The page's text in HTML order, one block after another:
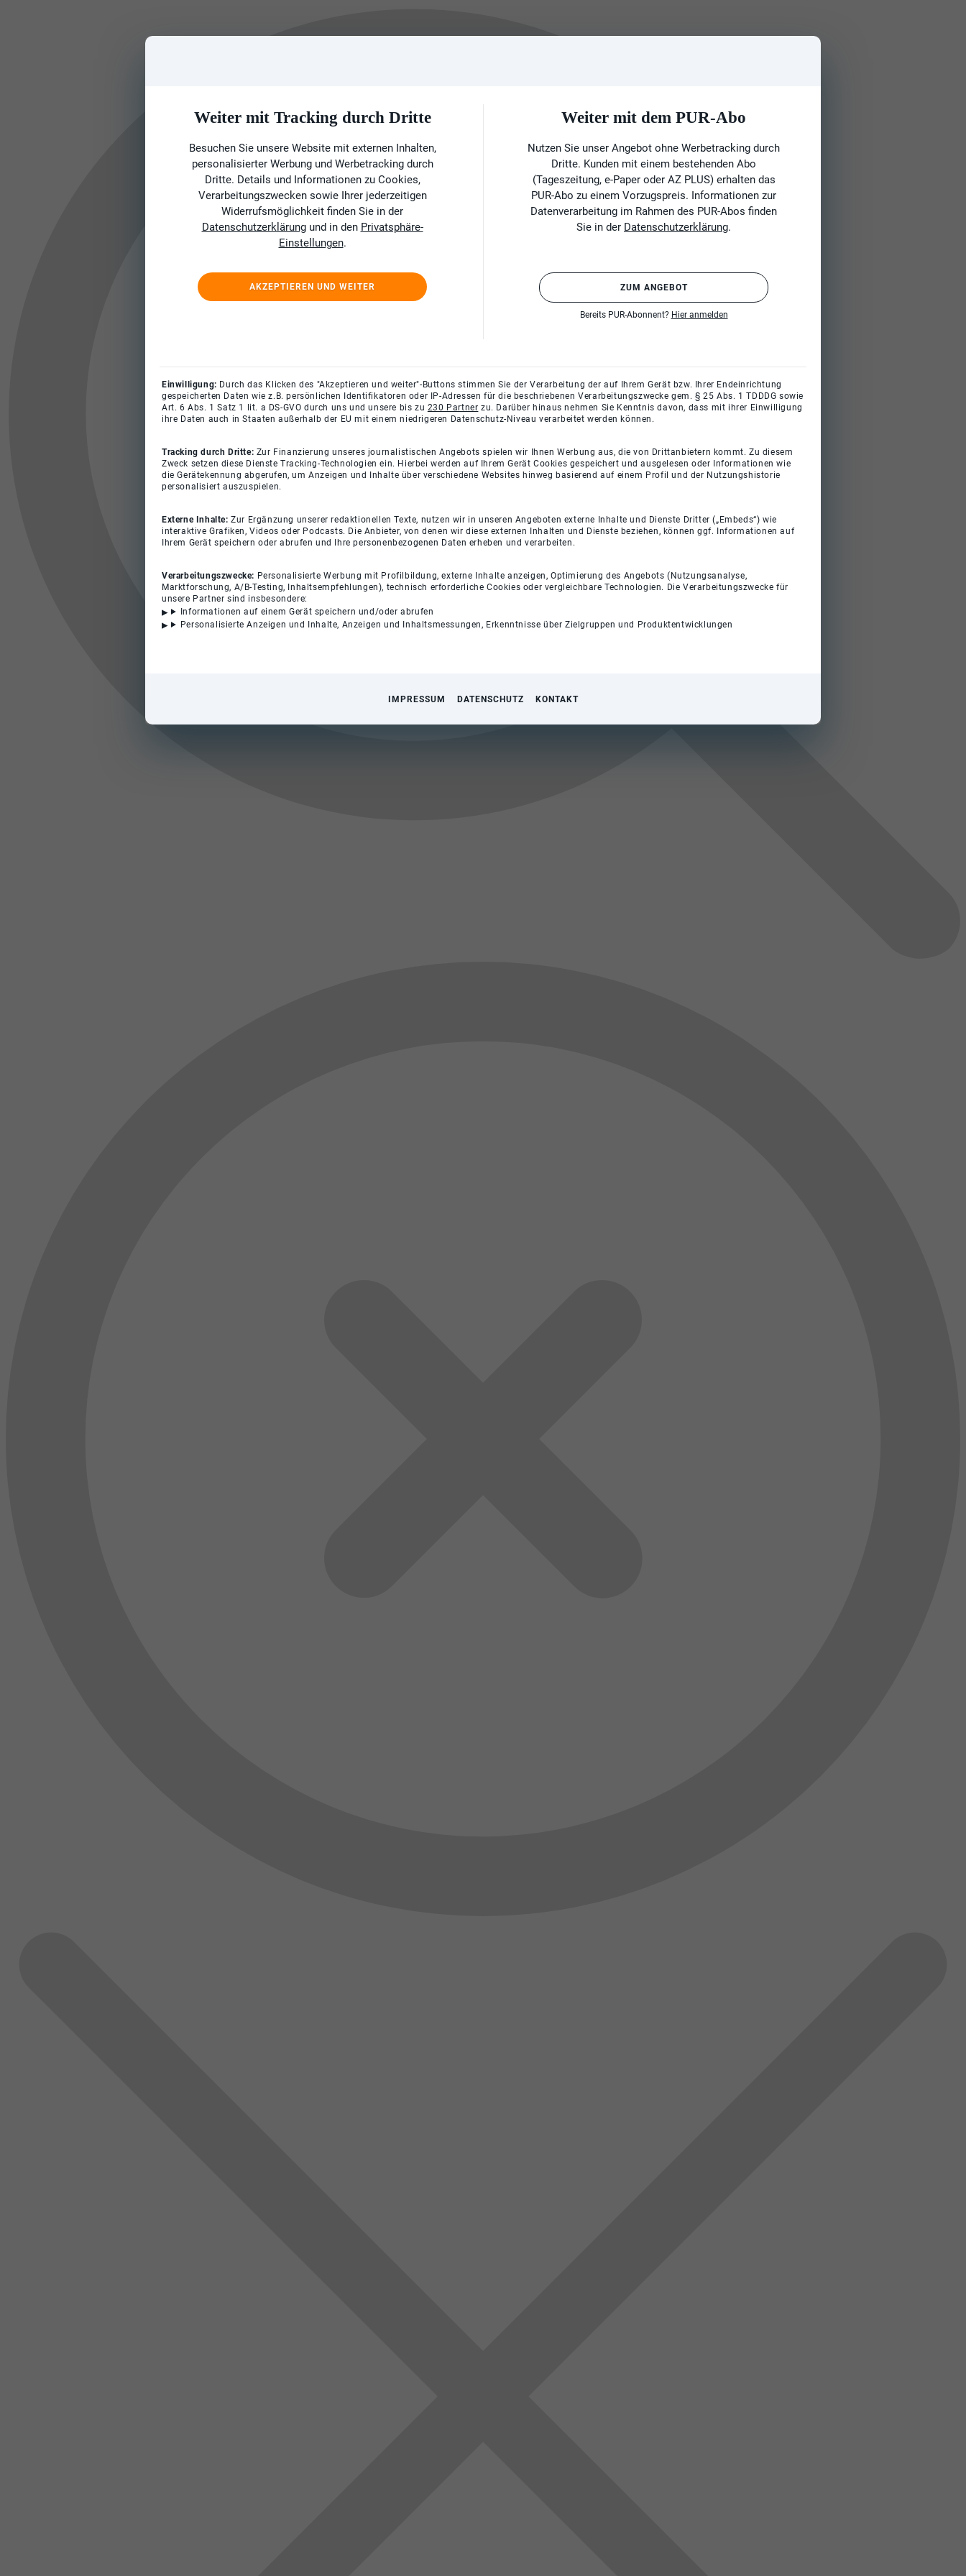
Weiter mit Tracking durch Dritte
Besuchen Sie unsere Website mit externen Inhalten,
personalisierter Werbung und Werbetracking durch
Dritte. Details und Informationen zu Cookies,
Verarbeitungszwecken sowie Ihrer jederzeitigen
Widerrufsmöglichkeit finden Sie in der
Datenschutzerklärungund in den Privatsphäre-
Einstellungen.
AKZEPTIEREN UND WEITER
Weiter mit dem PUR-Abo
Nutzen Sie unser Angebot ohne Werbetracking durch
Dritte. Kunden mit einem bestehenden Abo
(Tageszeitung, e-Paper oder AZ PLUS) erhalten das
PUR-Abo zu einem Vorzugspreis. Informationen zur
Datenverarbeitung im Rahmen des PUR-Abos finden
Sie in der Datenschutzerklärung.
ZUM ANGEBOT
Bereits PUR-Abonnent? Hier anmelden
Einwilligung: Durch das Klicken des "Akzeptieren und weiter"-Buttons stimmen Sie der Verarbeitung der auf Ihrem Gerät bzw. Ihrer Endeinrichtung
gespeicherten Daten wie z.B. persönlichen Identifikatoren oder IP-Adressen für die beschriebenen Verarbeitungszwecke gem. § 25 Abs. 1 TDDDG sowie
Art. 6 Abs. 1 Satz 1 lit. a DS-GVO durch uns und unsere bis zu 230 Partner zu. Darüber hinaus nehmen Sie Kenntnis davon, dass mit ihrer Einwilligung
ihre Daten auch in Staaten außerhalb der EU mit einem niedrigeren Datenschutz-Niveau verarbeitet werden können.
Tracking durch Dritte: Zur Finanzierung unseres journalistischen Angebots spielen wir Ihnen Werbung aus, die von Drittanbietern kommt. Zu diesem
Zweck setzen diese Dienste Tracking-Technologien ein. Hierbei werden auf Ihrem Gerät Cookies gespeichert und ausgelesen oder Informationen wie
die Gerätekennung abgerufen, um Anzeigen und Inhalte über verschiedene Websites hinweg basierend auf einem Profil und der Nutzungshistorie
personalisiert auszuspielen.
Externe Inhalte:Zur Ergänzung unserer redaktionellen Texte, nutzen wir in unseren Angeboten externe Inhalte und Dienste Dritter („Embeds“) wie
interaktive Grafiken, Videos oder Podcasts. Die Anbieter, von denen wir diese externen Inhalten und Dienste beziehen, können ggf. Informationen auf
Ihrem Gerät speichern oder abrufen und Ihre personenbezogenen Daten erheben und verarbeiten.
Verarbeitungszwecke: Personalisierte Werbung mit Profilbildung, externe Inhalte anzeigen, Optimierung des Angebots (Nutzungsanalyse,
Marktforschung, A/B-Testing, Inhaltsempfehlungen), technisch erforderliche Cookies oder vergleichbare Technologien. Die Verarbeitungszwecke für
unsere Partner sind insbesondere:
Informationen auf einem Gerät speichern und/oder abrufen
Personalisierte Anzeigen und Inhalte, Anzeigen und Inhaltsmessungen, Erkenntnisse über Zielgruppen und Produktentwicklungen
IMPRESSUM DATENSCHUTZ KONTAKT